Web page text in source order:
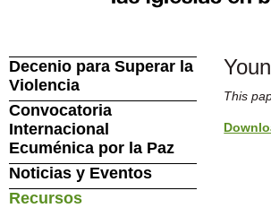
This
Decenio para Superar la
Violencia
Convocatoria
Internacional
Ecuménica por la Paz
Noticias y Eventos
Recursos